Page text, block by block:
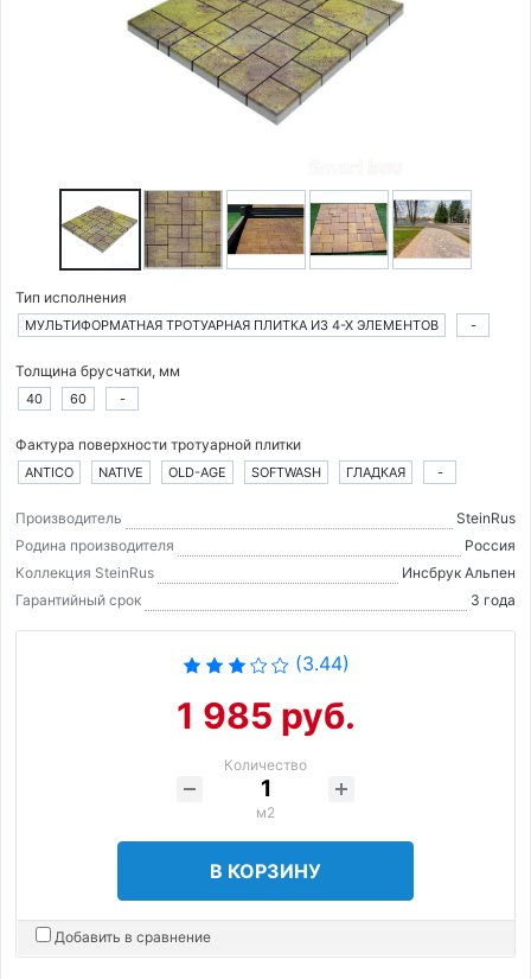
Тип исполнения
МУЛЬТИФОРМАТНАЯ ТРОТУАРНАЯ ПЛИТКА ИЗ 4-Х ЭЛЕМЕНТОВ -
Толщина брусчатки, мм
40 60 -
Фактура поверхности тротуарной плитки
ANTICO NATIVE OLD-AGE SOFTWASH ГЛАДКАЯ -
Производитель
SteinRus
Родина производителя
Россия
Коллекция SteinRus
Инсбрук Альпен
Гарантийный срок
3 года
(3.44)
1 985 руб.
Количество
м2
В КОРЗИНУ
Добавить в сравнение